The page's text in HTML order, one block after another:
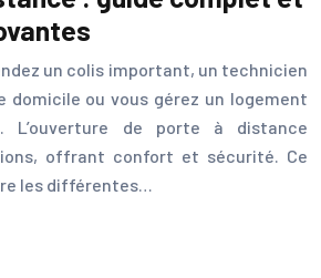
un colis important, un technicien
domicile ou vous gérez un logement
L’ouverture de porte à distance
offrant confort et sécurité. Ce
les différentes…